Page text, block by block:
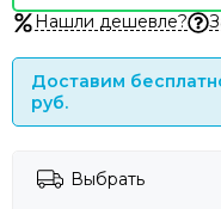
Нашли дешевле?
Доставим
руб.
Выбрать